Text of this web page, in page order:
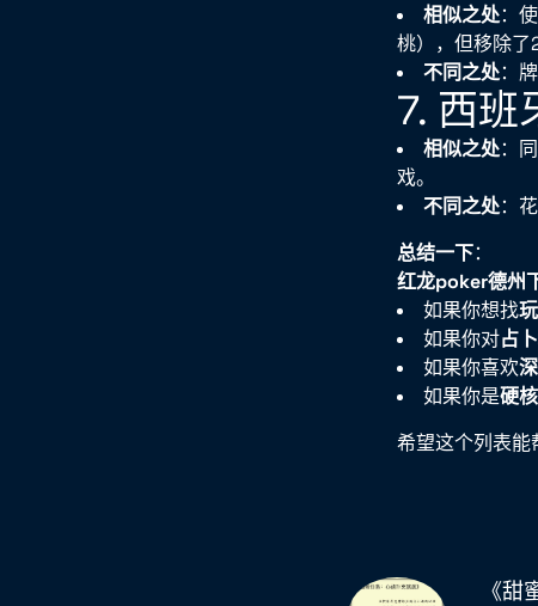
相似之处：
桃），但移除了
不同之处：
7. 西班
相似之处：
戏。
不同之处：
总结一下：
红龙poker德州
如果你想找
如果你对占
如果你喜欢
如果你是硬
希望这个列表能
《甜